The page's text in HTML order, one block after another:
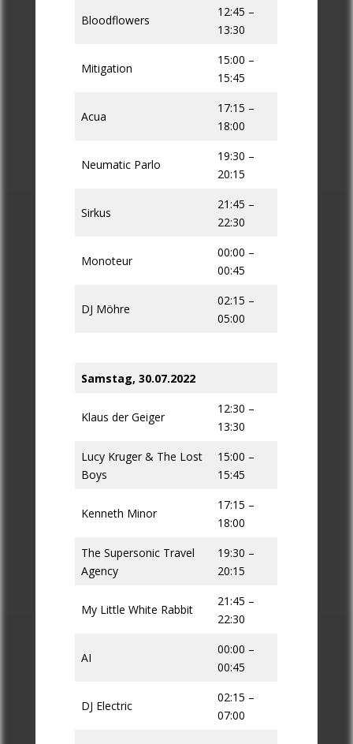
Bloodflowers
12:45 –
13:30
Mitigation
15:00 –
15:45
Acua
17:15 –
18:00
Neumatic Parlo
19:30 –
20:15
Sirkus
21:45 –
22:30
Monoteur
00:00 –
00:45
DJ Möhre
02:15 –
05:00
Samstag, 30.07.2022
Klaus der Geiger
12:30 –
13:30
Lucy Kruger & The Lost
Boys
15:00 –
15:45
Kenneth Minor
17:15 –
18:00
The Supersonic Travel
Agency
19:30 –
20:15
My Little White Rabbit
21:45 –
22:30
AI
00:00 –
00:45
DJ Electric
02:15 –
07:00